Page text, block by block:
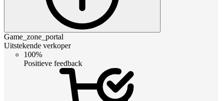
Game_zone_portal
Uitstekende verkoper
100%
Positieve feedback